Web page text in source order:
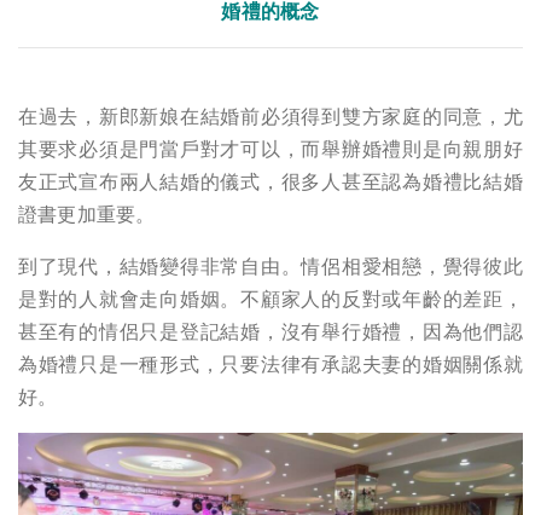
婚禮的概念
在過去，新郎新娘在結婚前必須得到雙方家庭的同意，尤
其要求必須是門當戶對才可以，而舉辦婚禮則是向親朋好
友正式宣布兩人結婚的儀式，很多人甚至認為婚禮比結婚
證書更加重要。
到了現代，結婚變得非常自由。情侶相愛相戀，覺得彼此
是對的人就會走向婚姻。不顧家人的反對或年齡的差距，
甚至有的情侶只是登記結婚，沒有舉行婚禮，因為他們認
為婚禮只是一種形式，只要法律有承認夫妻的婚姻關係就
好。